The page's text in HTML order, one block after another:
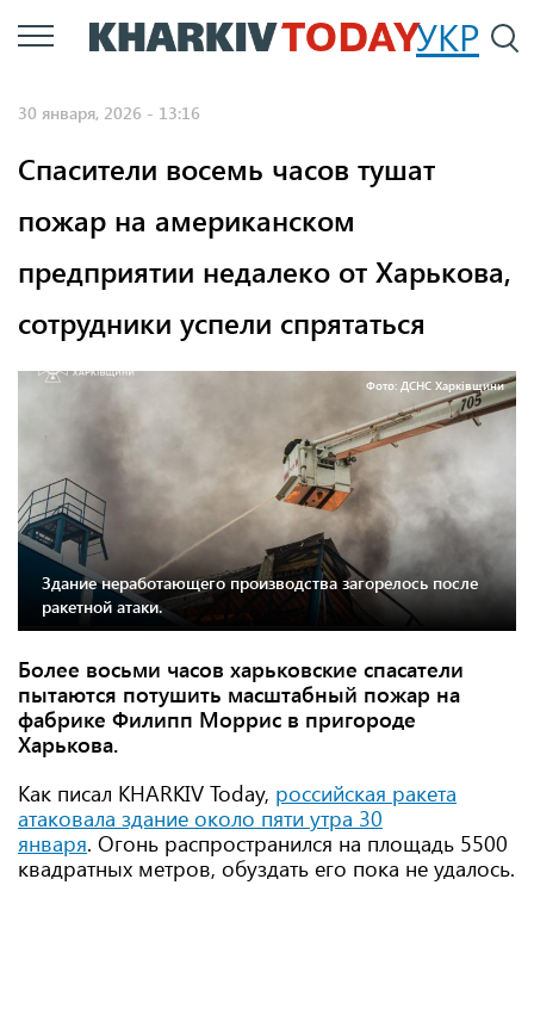
Перейти
к
УКР
30 января, 2026 - 13:16
Спасители восемь часов тушат
пожар на американском
предприятии недалеко от Харькова,
сотрудники успели спрятаться
Фото: ДСНС Харківщини
Здание неработающего производства загорелось после
ракетной атаки.
Более восьми часов харьковские спасатели
пытаются потушить масштабный пожар на
фабрике Филипп Моррис в пригороде
Харькова.
Как писал KHARKIV Today, российская ракета
атаковала здание около пяти утра 30
января. Огонь распространился на площадь 5500
квадратных метров, обуздать его пока не удалось.